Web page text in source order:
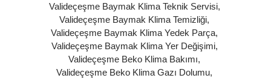
Valideçeşme Baymak Klima Teknik Servisi,
Valideçeşme Baymak Klima Temizliği,
Valideçeşme Baymak Klima Yedek Parça,
Valideçeşme Baymak Klima Yer Değişimi,
Valideçeşme Beko Klima Bakımı,
Valideçeşme Beko Klima Gazı Dolumu,